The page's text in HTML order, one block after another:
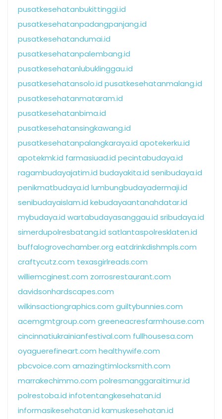
pusatkesehatanbukittinggi.id
pusatkesehatanpadangpanjang.id
pusatkesehatandumai.id
pusatkesehatanpalembang.id
pusatkesehatanlubuklinggau.id
pusatkesehatansolo.id pusatkesehatanmalang.id
pusatkesehatanmataram.id
pusatkesehatanbima.id
pusatkesehatansingkawang.id
pusatkesehatanpalangkaraya.id apotekerku.id
apotekmk.id farmasiuad.id pecintabudaya.id
ragambudayajatim.id budayakita.id senibudaya.id
penikmatbudaya.id lumbungbudayadermaji.id
senibudayaislam.id kebudayaantanahdatar.id
mybudaya.id wartabudayasanggau.id sribudaya.id
simerdupolresbatang.id satlantaspolresklaten.id
buffalogrovechamber.org eatdrinkdishmpls.com
craftycutz.com texasgirlreads.com
williemcginest.com zorrosrestaurant.com
davidsonhardscapes.com
wilkinsactiongraphics.com guiltybunnies.com
acemgmtgroup.com greeneacresfarmhouse.com
cincinnatiukrainianfestival.com fullhousesa.com
oyaguerefineart.com healthywife.com
pbcvoice.com amazingtimlocksmith.com
marrakechimmo.com polresmanggaraitimur.id
polrestoba.id infotentangkesehatan.id
informasikesehatan.id kamuskesehatan.id